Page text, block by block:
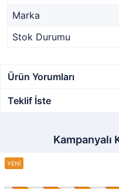
Marka
Stok Durumu
Ürün Yorumları
Teklif İste
Kampanyalı